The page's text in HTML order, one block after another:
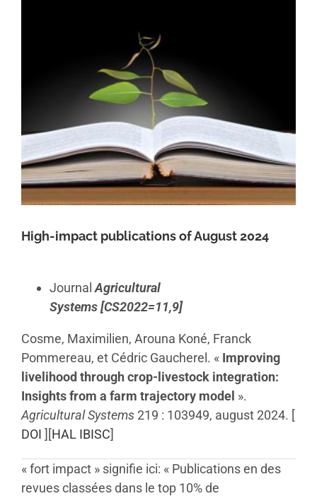
High-impact publications of August 2024
JournalAgricultural
Systems[CS2022=11,9]
Cosme, Maximilien, Arouna Koné, Franck
Pommereau, et Cédric Gaucherel. « Improving
livelihood through crop-livestock integration:
Insights from a farm trajectory model ».
Agricultural Systems 219 : 103949, august 2024. [
DOI ][HAL IBISC]
« fort impact » signifie ici: « Publications en des
revues classées dans le top 10% de